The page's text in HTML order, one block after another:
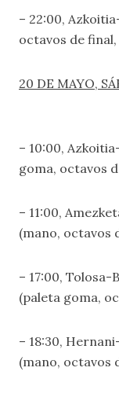
– 22:00,
octavos de
20 DE MAYO,
– 10:00,
goma, octavos
– 11:00,
(mano, octavos
– 17:00,
(paleta goma,
– 18:30,
(mano, octavos